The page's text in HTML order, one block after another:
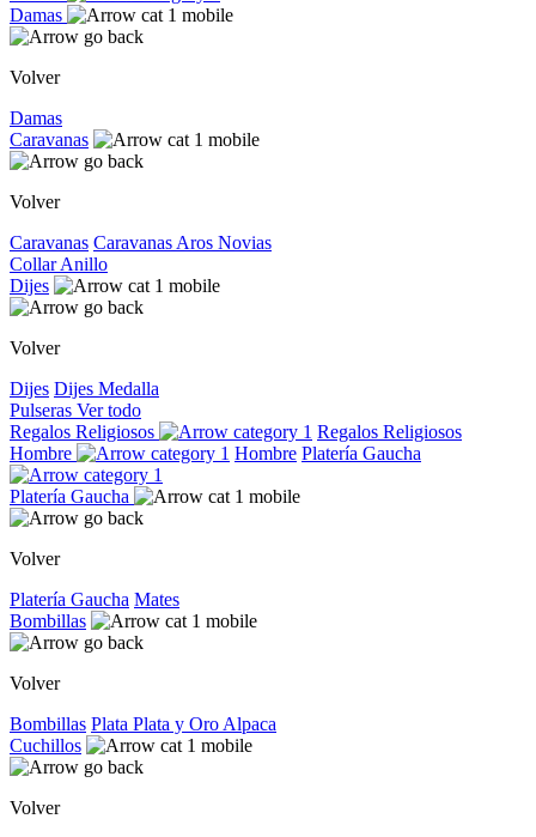
Damas
Volver
Damas
Caravanas
Volver
Caravanas Caravanas Aros Novias
CollarAnillo
Dijes
Volver
Dijes Dijes Medalla
Pulseras Ver todo
Regalos Religiosos
Regalos Religiosos
Hombre
Hombre Platería Gaucha
Platería Gaucha
Volver
Platería Gaucha Mates
Bombillas
Volver
Bombillas Plata Plata y Oro Alpaca
Cuchillos
Volver